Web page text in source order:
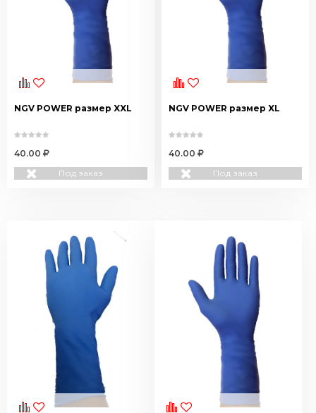
NGV POWER размер XXL
40.00
Под заказ
NGV POWER размер XL
40.00
Под заказ